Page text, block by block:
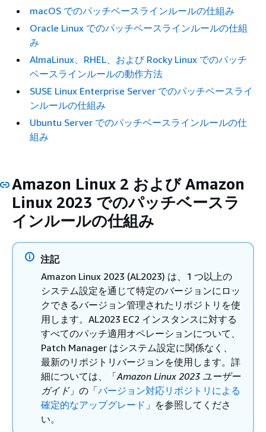
macOS でのパッチベースラインルールの仕組み
Oracle Linux でのパッチベースラインルールの仕組
み
AlmaLinux、RHEL、および Rocky Linux でのパッチ
ベースラインルールの動作方法
SUSE Linux Enterprise Server でのパッチベースライ
ンルールの仕組み
Ubuntu Server でのパッチベースラインルールの仕
組み
Amazon Linux 2 および Amazon
Linux 2023 でのパッチベースラ
インルールの仕組み
注記
Amazon Linux 2023 (AL2023) は、1 つ以上の
システム設定を通じて特定のバージョンにロッ
クできるバージョン管理されたリポジトリを使
用します。AL2023 EC2 インスタンスに対する
すべてのパッチ適用オペレーションについて、
Patch Manager はシステム設定に関係なく、
最新のリポジトリバージョンを使用します。詳
細については、「Amazon Linux 2023 ユーザー
ガイド」の「バージョン対応リポジトリによる
確定的なアップグレード 」を参照してくださ
い。